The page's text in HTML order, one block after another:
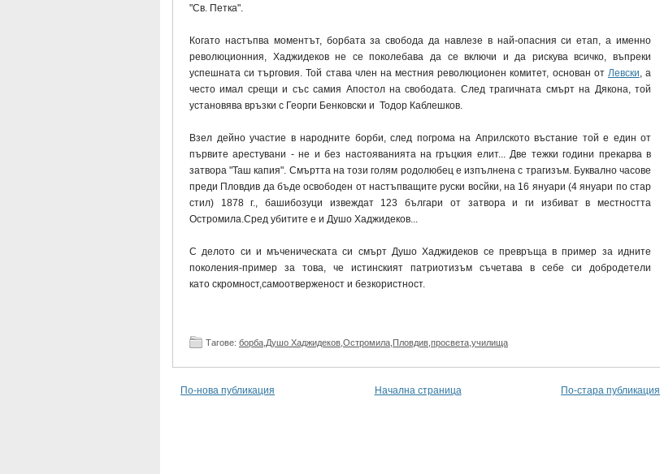
"Св. Петка".
Когато настъпва моментът, борбата за свобода да навлезе в най-опасния си етап, а именно
революционния, Хаджидеков не се поколебава да се включи и да рискува всичко, въпреки
успешната си търговия. Той става член на местния революционен комитет, основан от Левски, а
често имал срещи и със самия Апостол на свободата. След трагичната смърт на Дякона, той
установява връзки с Георги Бенковски и Тодор Каблешков.
Взел дейно участие в народните борби, след погрома на Априлското въстание той е един от
първите арестувани - не и без настояванията на гръцкия елит... Две тежки години прекарва в
затвора "Таш капия". Смъртта на този голям родолюбец е изпълнена с трагизъм. Буквално часове
преди Пловдив да бъде освободен от настъпващите руски восйки, на 16 януари (4 януари по стар
стил) 1878 г., башибозуци извеждат 123 българи от затвора и ги избиват в местността
Остромила.Сред убитите е и Душо Хаджидеков...
С делото си и мъченическата си смърт Душо Хаджидеков се превръща в пример за идните
поколения-пример за това, че истинският патриотизъм съчетава в себе си добродетели
като скромност,самоотверженост и безкористност.
Тагове: борба Душо Хаджидеков Остромила Пловдив просвета училища
По-нова публикация По-стара публикация
Начална страница